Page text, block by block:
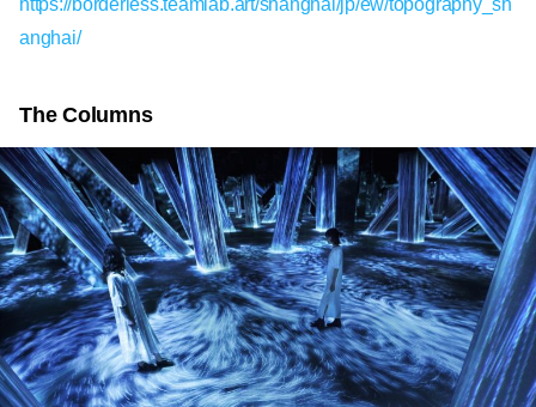
https://borderless.teamlab.art/shanghai/jp/ew/topography_sh
anghai/
The Columns